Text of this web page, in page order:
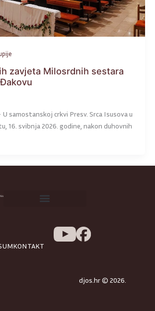
zavjeta Milosrdnih sestara
U samostanskoj crkvi Presv. Srca Isusova u
16. svibnja 2026. godine, nakon duhovnih
KONTAKT
djos.hr © 2026.